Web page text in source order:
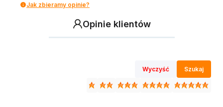
Jak zbieramy opinie?
Opinie klientów
Wyczyść Szukaj